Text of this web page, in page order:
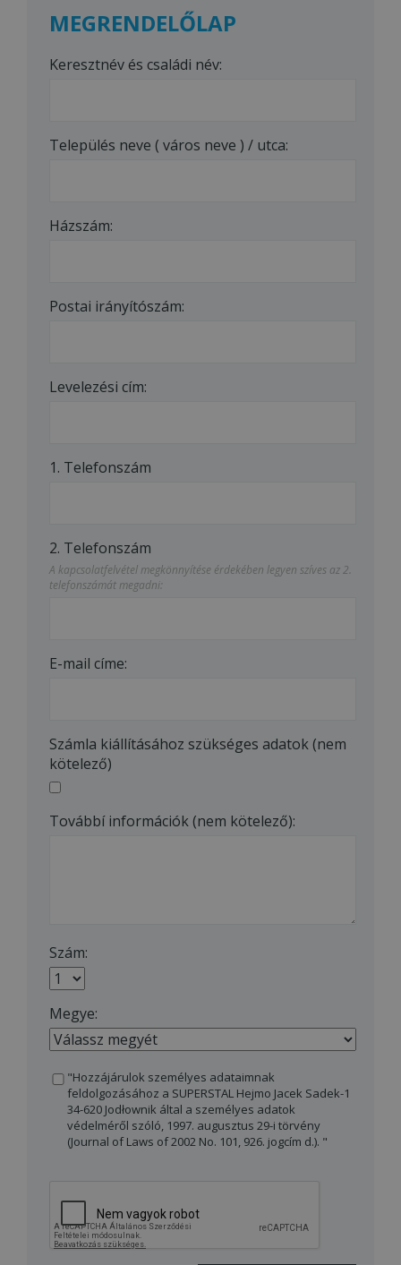
MEGRENDELŐLAP
Keresztnév és családi név:
Település neve ( város neve ) / utca:
Házszám:
Postai irányítószám:
Levelezési cím:
1. Telefonszám
2. Telefonszám
A kapcsolatfelvétel megkönnyítése érdekében legyen szíves az 2.
telefonszámát megadni:
E-mail címe:
Számla kiállításához szükséges adatok (nem
kötelező)
Továbbí információk (nem kötelező):
Szám:
Megye:
"Hozzájárulok személyes adataimnak
feldolgozásához a SUPERSTAL Hejmo Jacek Sadek-1
34-620 Jodłownik által a személyes adatok
védelméről szóló, 1997. augusztus 29-i törvény
(Journal of Laws of 2002 No. 101, 926. jogcím d.). "